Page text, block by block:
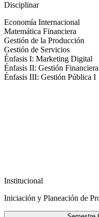
Disciplinar
Economía Internacional
Matemática Financiera
Gestión de la Producción
Gestión de Servicios
Énfasis I: Marketing Digital
Énfasis II: Gestión
Énfasis III: Gestión Pública I
Institucional
Iniciación y Planeación de